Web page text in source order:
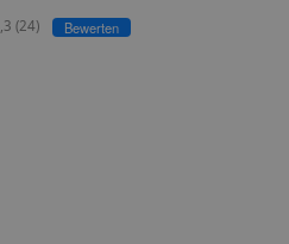
(24) Bewerten